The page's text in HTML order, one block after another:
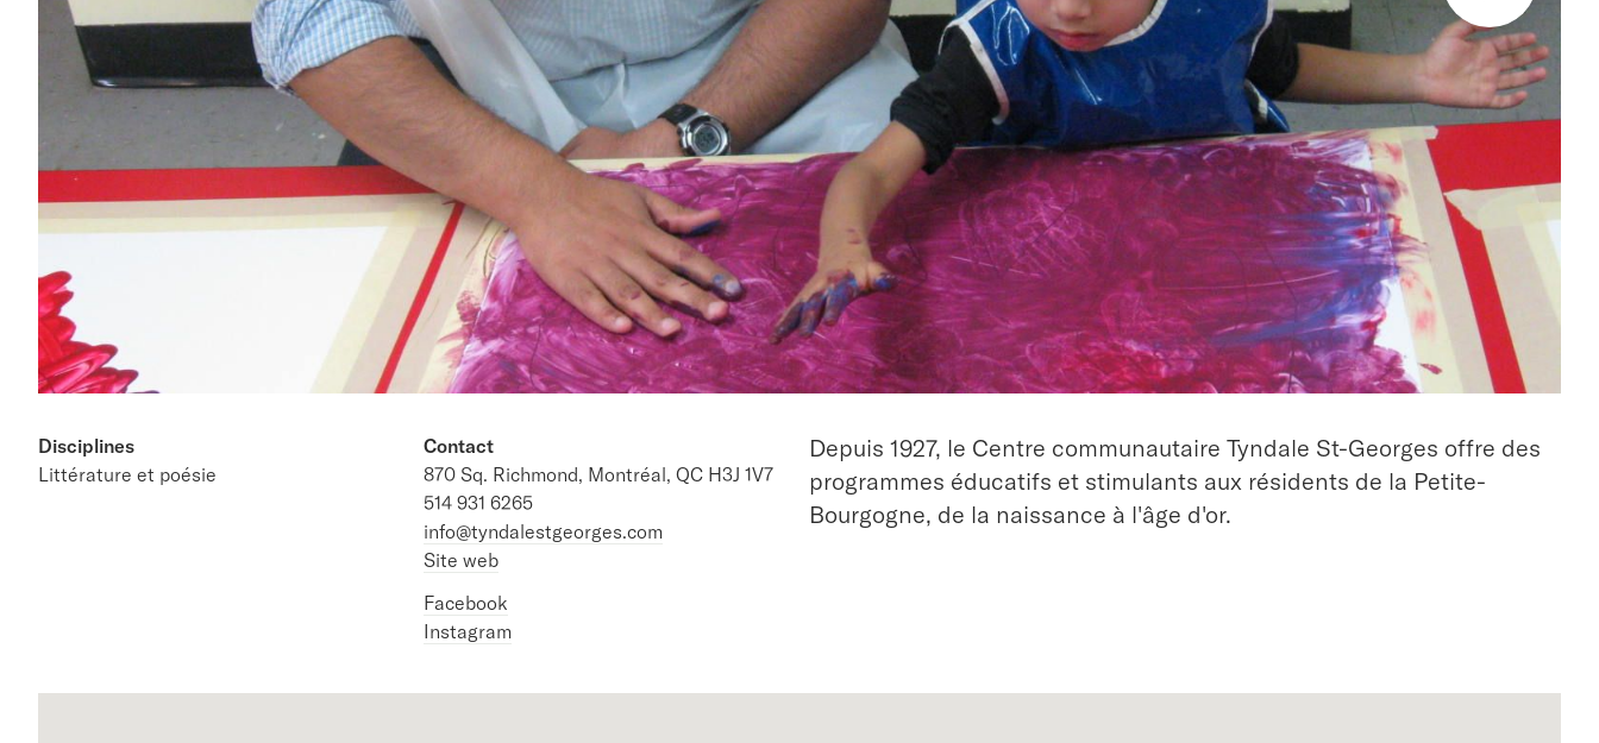
Depuis 1927, le Centre communautaire Tyndale St-Georges offre des
programmes éducatifs et stimulants aux résidents de la Petite-
Bourgogne, de la naissance à l'âge d'or.
Disciplines
Littérature et poésie
Contact
870 Sq. Richmond, Montréal, QC H3J 1V7
514 931 6265
info@tyndalestgeorges.com
Site web
Facebook
Instagram